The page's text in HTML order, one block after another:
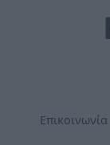
Επικοινωνία